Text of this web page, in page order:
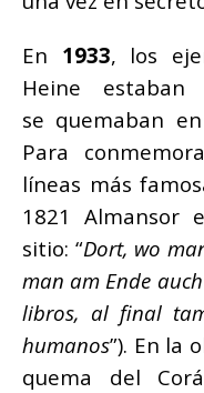
En 1933, los
Heine
se quemaban
Para
líneas más
1821 Almansor
sitio: “Dort, wo
man am Ende
libros, al final
humanos”). En la
quema del